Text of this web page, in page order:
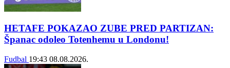
HETAFE POKAZAO ZUBE PRED PARTIZAN:
Španac odoleo Totenhemu u Londonu!
Fudbal 19:43 08.08.2026.